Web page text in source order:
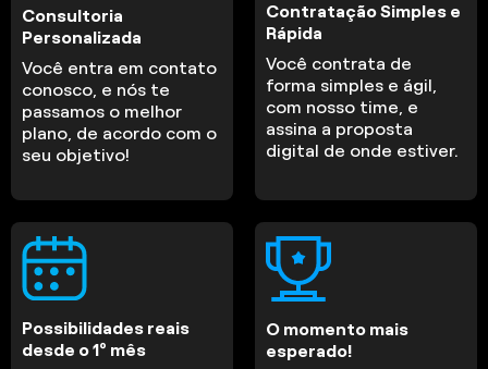
Consultoria
Personalizada
Você entra em contato
conosco, e nós te
passamos o melhor
plano, de acordo com o
seu objetivo!
Contratação Simples e
Rápida
Você contrata de
forma simples e ágil,
com nosso time, e
assina a proposta
digital de onde estiver.
Possibilidades reais
desde o 1º mês
O momento mais
esperado!